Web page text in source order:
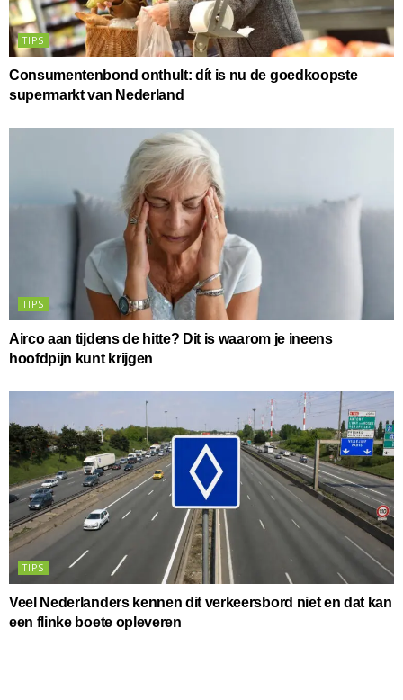
TIPS
Consumentenbond onthult: dít is nu de goedkoopste
supermarkt van Nederland
TIPS
Airco aan tijdens de hitte? Dit is waarom je ineens
hoofdpijn kunt krijgen
TIPS
Veel Nederlanders kennen dit verkeersbord niet en dat kan
een flinke boete opleveren